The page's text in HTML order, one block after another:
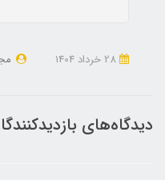
دیدگاه‌های